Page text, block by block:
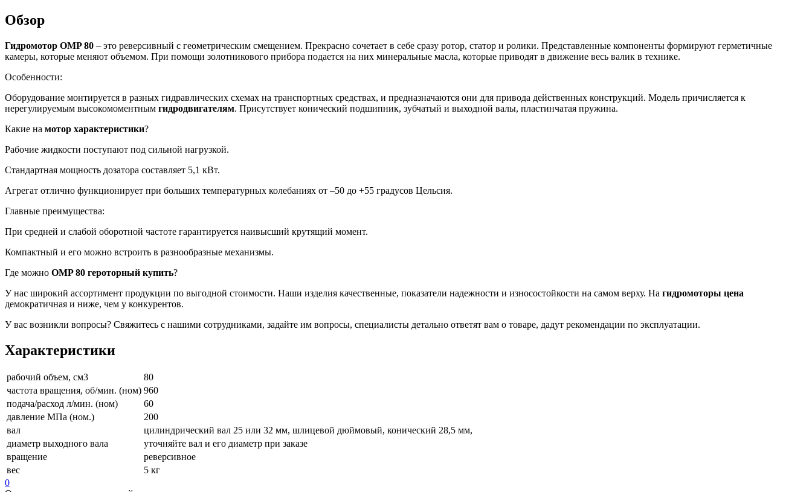
Обзор
Гидромотор OMP 80 – это реверсивный с геометрическим смещением. Прекрасно сочетает в себе сразу ротор, статор и ролики. Представленные компоненты формируют герметичные
камеры, которые меняют объемом. При помощи золотникового прибора подается на них минеральные масла, которые приводят в движение весь валик в технике.
Особенности:
Оборудование монтируется в разных гидравлических схемах на транспортных средствах, и предназначаются они для привода действенных конструкций. Модель причисляется к
нерегулируемым высокомоментным гидродвигателям. Присутствует конический подшипник, зубчатый и выходной валы, пластинчатая пружина.
Какие на мотор характеристики?
Рабочие жидкости поступают под сильной нагрузкой.
Стандартная мощность дозатора составляет 5,1 кВт.
Агрегат отлично функционирует при больших температурных колебаниях от –50 до +55 градусов Цельсия.
Главные преимущества:
При средней и слабой оборотной частоте гарантируется наивысший крутящий момент.
Компактный и его можно встроить в разнообразные механизмы.
Где можно OMP 80 героторный купить?
У нас широкий ассортимент продукции по выгодной стоимости. Наши изделия качественные, показатели надежности и износостойкости на самом верху. На гидромоторы цена
демократичная и ниже, чем у конкурентов.
У вас возникли вопросы? Свяжитесь с нашими сотрудниками, задайте им вопросы, специалисты детально ответят вам о товаре, дадут рекомендации по эксплуатации.
Характеристики
рабочий объем, см3
80
частота вращения, об/мин. (ном) 960
подача/расход л/мин. (ном)
60
давление МПа (ном.)
200
вал
цилиндрический вал 25 или 32 мм, шлицевой дюймовый, конический 28,5 мм,
диаметр выходного вала
уточняйте вал и его диаметр при заказе
вращение
реверсивное
вес
5 кг
0